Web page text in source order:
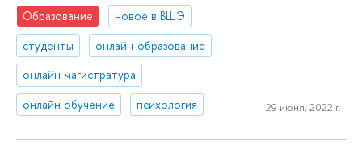
Образование
новое в ВШЭ
студенты
онлайн-образование
онлайн магистратура
онлайн обучение
психология 29 июня, 2022 г.